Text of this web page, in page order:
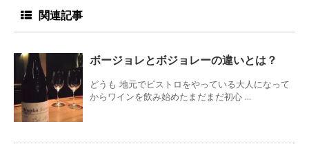
関連記事
ボージョレとボジョレーの違いとは？
どうも 地元でビストロをやっている大人になって
からワインを飲み始めたまだまだ初心 ...